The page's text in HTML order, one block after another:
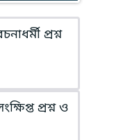
প্রশ্ন
প্রশ্ন ও